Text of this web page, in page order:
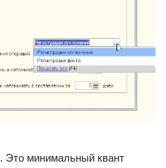
. Это минимальный квант